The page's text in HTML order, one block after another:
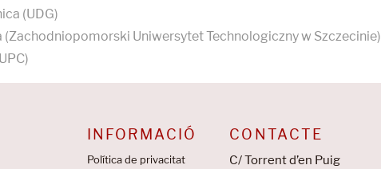
(UDG)
(Zachodniopomorski Uniwersytet Technologiczny w Szczecinie)
INFORMACIÓ
Política de privacitat
CONTACTE
C/ Torrent d’en Puig